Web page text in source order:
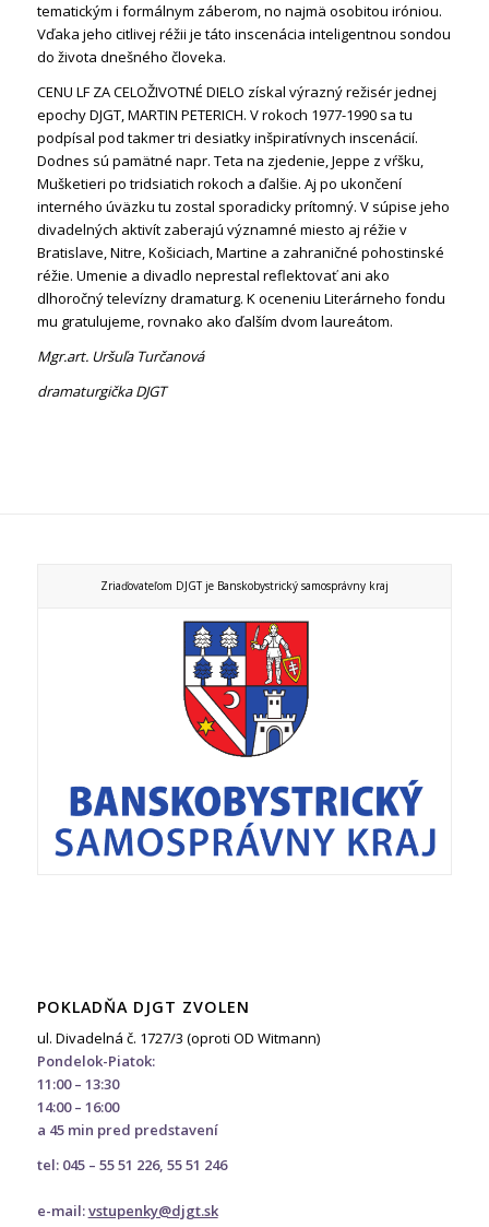
tematickým i formálnym záberom, no najmä osobitou iróniou.
Vďaka jeho citlivej réžii je táto inscenácia inteligentnou sondou
do života dnešného človeka.
CENU LF ZA CELOŽIVOTNÉ DIELO získal výrazný režisér jednej
epochy DJGT, MARTIN PETERICH. V rokoch 1977-1990 sa tu
podpísal pod takmer tri desiatky inšpiratívnych inscenácií.
Dodnes sú pamätné napr. Teta na zjedenie, Jeppe z vŕšku,
Mušketieri po tridsiatich rokoch a ďalšie. Aj po ukončení
interného úväzku tu zostal sporadicky prítomný. V súpise jeho
divadelných aktivít zaberajú významné miesto aj réžie v
Bratislave, Nitre, Košiciach, Martine a zahraničné pohostinské
réžie. Umenie a divadlo neprestal reflektovať ani ako
dlhoročný televízny dramaturg. K oceneniu Literárneho fondu
mu gratulujeme, rovnako ako ďalším dvom laureátom.
Mgr.art. Uršuľa Turčanová
dramaturgička DJGT
Zriaďovateľom DJGT je Banskobystrický samosprávny kraj
POKLADŇA DJGT ZVOLEN
ul. Divadelná č. 1727/3 (oproti OD Witmann)
Pondelok-Piatok:
11:00 – 13:30
14:00 – 16:00
a 45 min pred predstavení
tel: 045 – 55 51 226, 55 51 246
e-mail:vstupenky@djgt.sk